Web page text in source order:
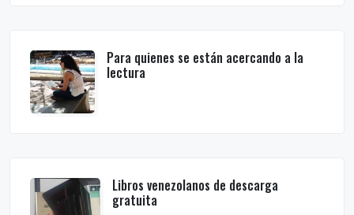
Para quienes se están acercando a la
lectura
Libros venezolanos de descarga
gratuita